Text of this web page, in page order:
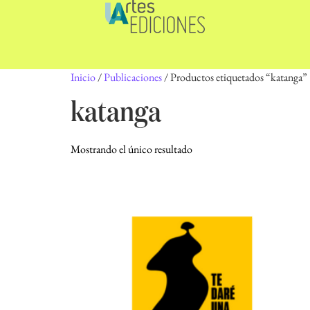
Inicio/Publicaciones/ Productos etiquetados “katanga”
katanga
Mostrando el único resultado